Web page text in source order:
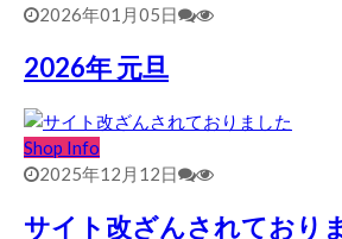
2026年01月05日
2026年 元旦
Shop Info
2025年12月12日
サイト改ざんされており